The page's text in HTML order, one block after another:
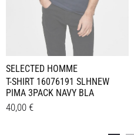
SELECTED HOMME
T-SHIRT 16076191 SLHNEW
PIMA 3PACK NAVY BLA
40,00 €